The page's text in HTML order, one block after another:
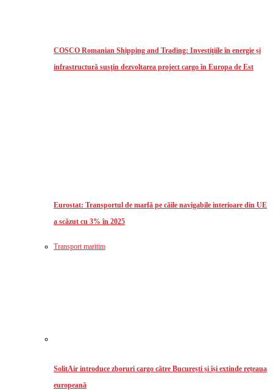
COSCO Romanian Shipping and Trading: Investiţiile în energie și
infrastructură susţin dezvoltarea project cargo în Europa de Est
Eurostat: Transportul de marfă pe căile navigabile interioare din UE
a scăzut cu 3% în 2025
Transport maritim
SolitAir introduce zboruri cargo către București și își extinde rețeaua
europeană